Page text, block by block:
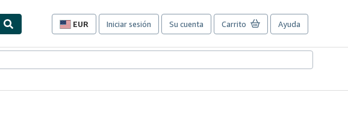
EUR
Preferencias
compra
sitio.
Iniciar sesión Su cuenta Carrito Ayuda